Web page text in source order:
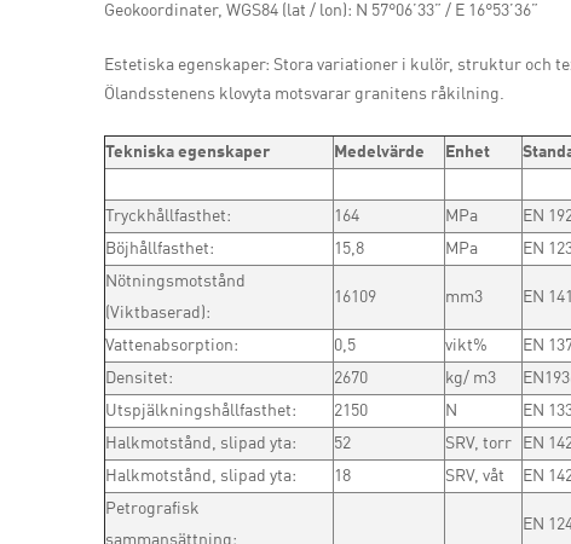
Geokoordinater, WGS84 (lat / lon): N 57°06’33” / E 16°53’36”
Estetiska egenskaper: Stora variationer i kulör, struktur och
Ölandsstenens klovyta motsvarar granitens råkilning.
Tekniska egenskaper Medelvärde Enhet
Tryckhållfasthet: 164 MPa
EN
Böjhållfasthet:
15,8 MPa
EN
Nötningsmotstånd
(Viktbaserad):
16109 mm3 EN
Vattenabsorption: 0,5 vikt%
EN
Densitet:
2670 kg/ m3
Utspjälkningshållfasthet:
2150 N
EN
Halkmotstånd, slipad yta:
52 SRV, torr
EN
Halkmotstånd, slipad yta:
18 SRV, våt
EN
Petrografisk
sammansättning:
EN